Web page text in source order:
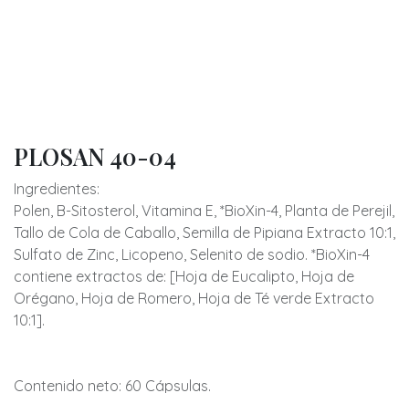
PLOSAN 40-04
Ingredientes:
Polen, B-Sitosterol, Vitamina E, *BioXin-4, Planta de Perejil,
Tallo de Cola de Caballo, Semilla de Pipiana Extracto 10:1,
Sulfato de Zinc, Licopeno, Selenito de sodio. *BioXin-4
contiene extractos de: [Hoja de Eucalipto, Hoja de
Orégano, Hoja de Romero, Hoja de Té verde Extracto
10:1].
Contenido neto: 60 Cápsulas.